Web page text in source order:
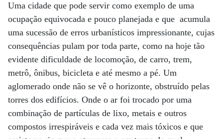
Uma cidade que pode servir como exemplo de uma
ocupação equivocada e pouco planejada e que acumula
uma sucessão de erros urbanísticos impressionante, cujas
consequências pulam por toda parte, como na hoje tão
evidente dificuldade de locomoção, de carro, trem,
metrô, ônibus, bicicleta e até mesmo a pé. Um
aglomerado onde não se vê o horizonte, obstruído pelas
torres dos edifícios. Onde o ar foi trocado por uma
combinação de partículas de lixo, metais e outros
compostos irrespiráveis e cada vez mais tóxicos e que